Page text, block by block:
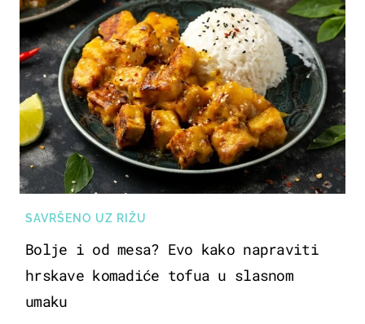
SAVRŠENO UZ RIŽU
Bolje i od mesa? Evo kako napraviti
hrskave komadiće tofua u slasnom
umaku